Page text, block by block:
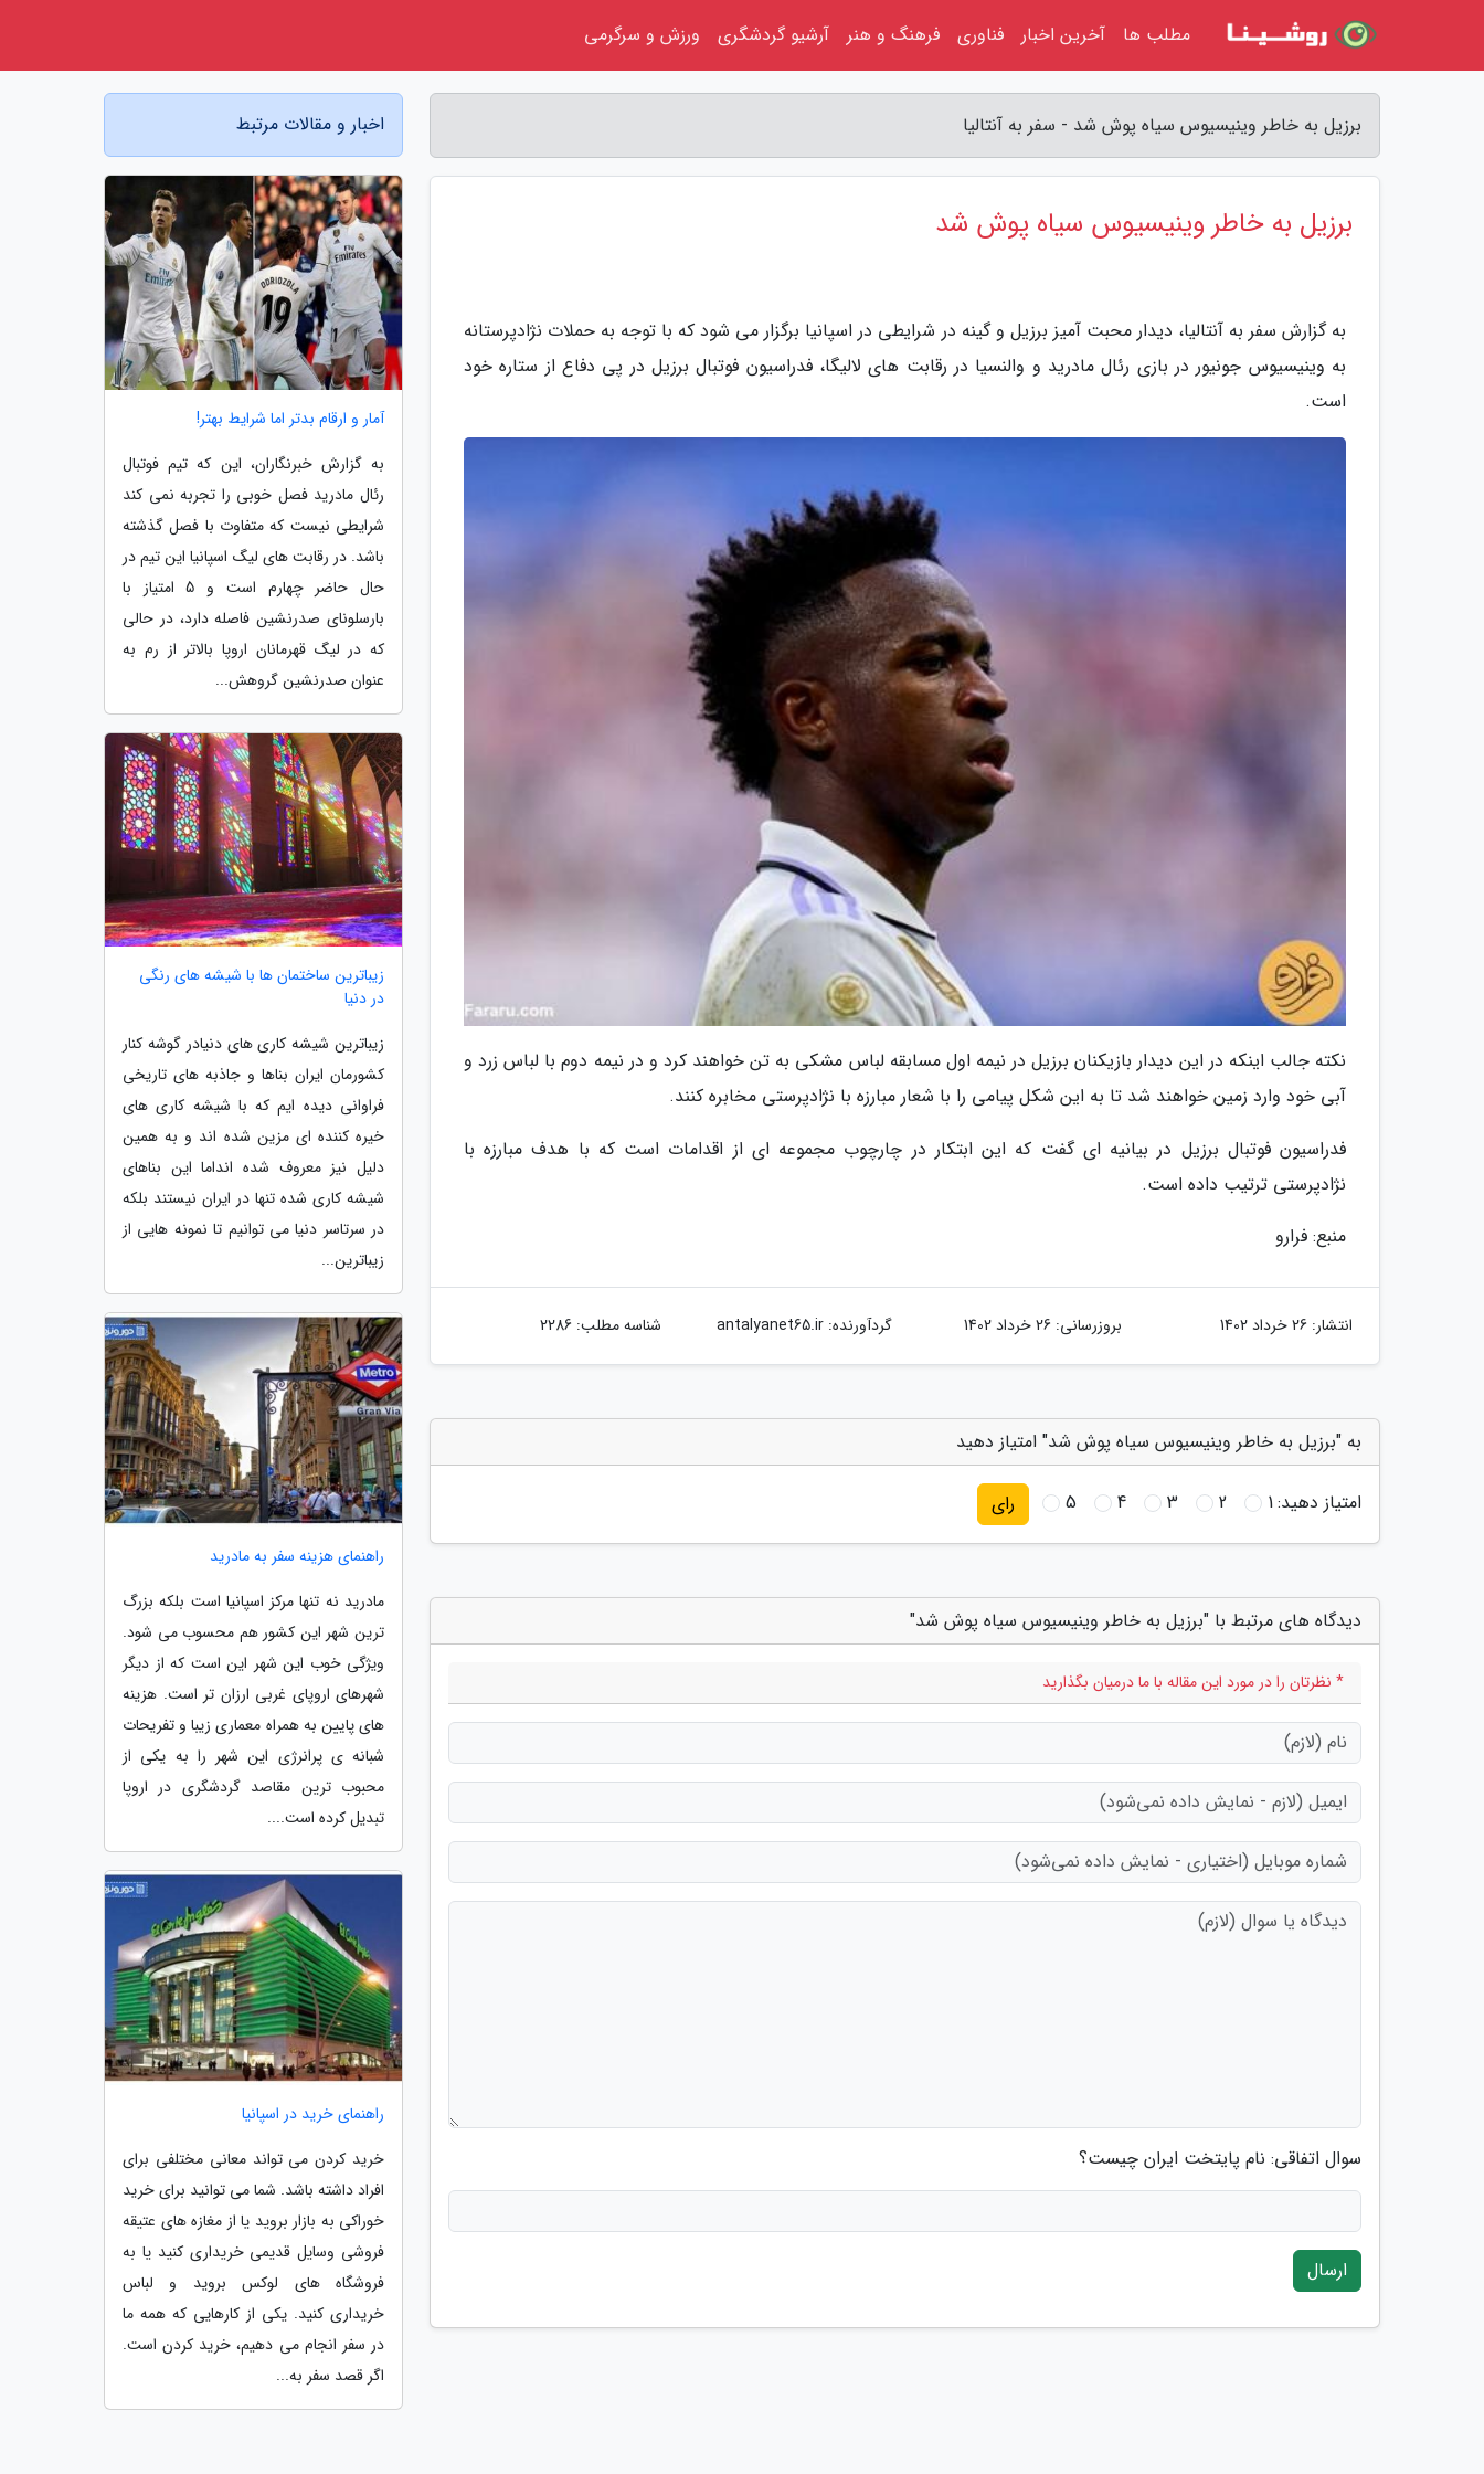
برزیل به خاطر وینیسیوس سیاه پوش شد - سفر به آنتالیا
برزیل به خاطر وینیسیوس سیاه پوش شد
به گزارش سفر به آنتالیا، دیدار محبت آمیز برزیل و گینه در شرایطی در اسپانیا برگزار می شود که با توجه به حملات نژادپرستانه
به وینیسیوس جونیور در بازی رئال مادرید و والنسیا در رقابت های لالیگا، فدراسیون فوتبال برزیل در پی دفاع از ستاره خود
است.
نکته جالب اینکه در این دیدار بازیکنان برزیل در نیمه اول مسابقه لباس مشکی به تن خواهند کرد و در نیمه دوم با لباس زرد و
آبی خود وارد زمین خواهند شد تا به این شکل پیامی را با شعار مبارزه با نژادپرستی مخابره کنند.
فدراسیون فوتبال برزیل در بیانیه ای گفت که این ابتکار در چارچوب مجموعه ای از اقدامات است که با هدف مبارزه با
نژادپرستی ترتیب داده است.
منبع: فرارو
انتشار: 26 خرداد 1402 بروزرسانی: 26 خرداد 1402 گردآورنده:antalyanet65.ir شناسه مطلب: 2286
به "برزیل به خاطر وینیسیوس سیاه پوش شد" امتیاز دهید
امتیاز دهید:1
2
3
4
5 رای
دیدگاه های مرتبط با "برزیل به خاطر وینیسیوس سیاه پوش شد"
* نظرتان را در مورد این مقاله با ما درمیان بگذارید
سوال اتفاقی: نام پایتخت ایران چیست؟
ارسال
اخبار و مقالات مرتبط
آمار و ارقام بدتر اما شرایط بهتر!
به گزارش خبرنگاران، این که تیم فوتبال
رئال مادرید فصل خوبی را تجربه نمی کند
شرایطی نیست که متفاوت با فصل گذشته
باشد. در رقابت های لیگ اسپانیا این تیم در
حال حاضر چهارم است و 5 امتیاز با
بارسلونای صدرنشین فاصله دارد، در حالی
که در لیگ قهرمانان اروپا بالاتر از رم به
عنوان صدرنشین گروهش...
زیباترین ساختمان ها با شیشه های رنگی
در دنیا
زیباترین شیشه کاری های دنیادر گوشه کنار
کشورمان ایران بناها و جاذبه های تاریخی
فراوانی دیده ایم که با شیشه کاری های
خیره کننده ای مزین شده اند و به همین
دلیل نیز معروف شده انداما این بناهای
شیشه کاری شده تنها در ایران نیستند بلکه
در سرتاسر دنیا می توانیم تا نمونه هایی از
زیباترین...
راهنمای هزینه سفر به مادرید
مادرید نه تنها مرکز اسپانیا است بلکه بزرگ
ترین شهر این کشور هم محسوب می شود.
ویژگی خوب این شهر این است که از دیگر
شهرهای اروپای غربی ارزان تر است. هزینه
های پایین به همراه معماری زیبا و تفریحات
شبانه ی پرانرژی این شهر را به یکی از
محبوب ترین مقاصد گردشگری در اروپا
تبدیل کرده است....
راهنمای خرید در اسپانیا
خرید کردن می تواند معانی مختلفی برای
افراد داشته باشد. شما می توانید برای خرید
خوراکی به بازار بروید یا از مغازه های عتیقه
فروشی وسایل قدیمی خریداری کنید یا به
فروشگاه های لوکس بروید و لباس
خریداری کنید. یکی از کارهایی که همه ما
در سفر انجام می دهیم، خرید کردن است.
اگر قصد سفر به...
مطلب ها آخرین اخبار فناوری فرهنگ و هنر آرشیو گردشگری ورزش و سرگرمی